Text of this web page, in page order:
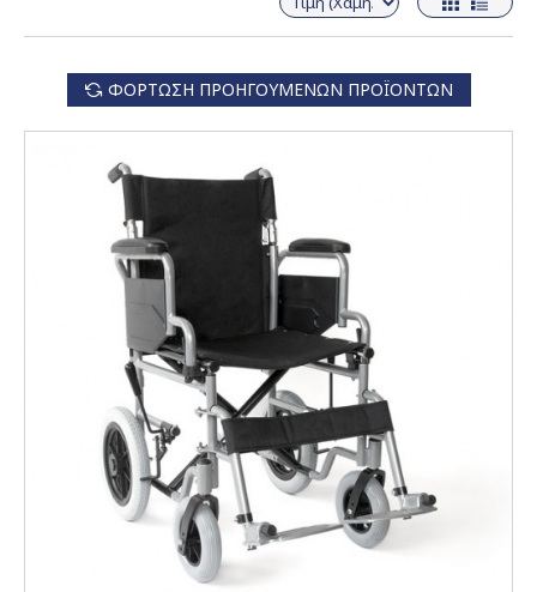
ΦΌΡΤΩΣΗ ΠΡΟΗΓΟΎΜΕΝΩΝ ΠΡΟΪΌΝΤΩΝ